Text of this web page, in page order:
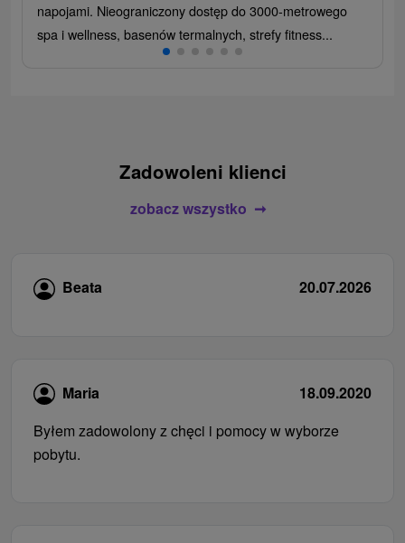
napojami. Nieograniczony dostęp do 3000-metrowego
spa i wellness, basenów termalnych, strefy fitness...
Zadowoleni klienci
zobacz wszystko
Beata 20.07.2026
Maria
18.09.2020
Byłem zadowolony z chęci i pomocy w wyborze
pobytu.